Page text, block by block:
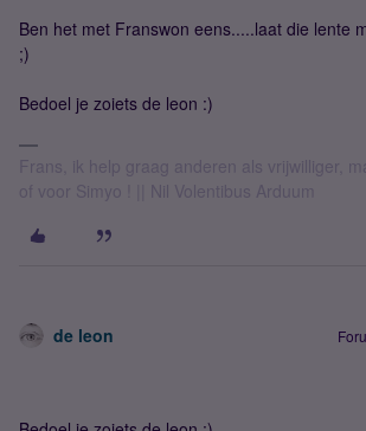
Ben het met Franswon eens.....laat die lente
;)
Bedoel je zoiets de leon :)
Frans, ik help graag anderen als vrijwilliger,
of voor Simyo ! || Nil Volentibus Arduum
de leon